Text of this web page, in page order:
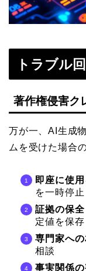
トラブル
著作権侵害ク
万が一、AI生成
ムを受けた場合
即座に使
を一時停止
証拠の保全
定値を保存
専門家へ
相談
事実関係の